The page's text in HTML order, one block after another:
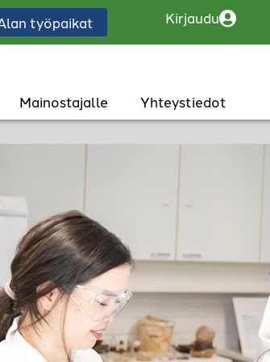
työpaikat Kirjaudu
Mainostajalle Yhteystiedot